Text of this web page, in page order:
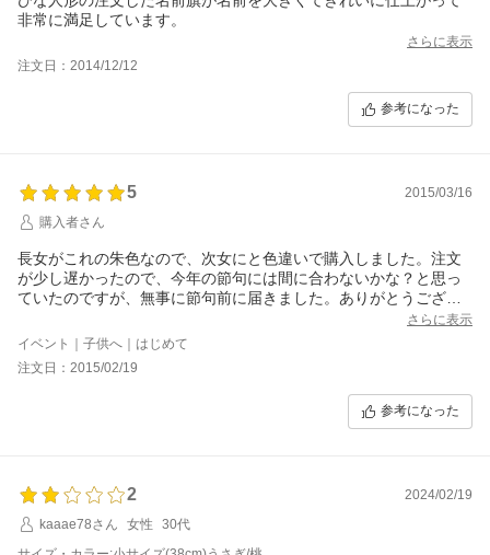
非常に満足しています。
さらに表示
注文日：2014/12/12
参考になった
5
2015/03/16
購入者さん
長女がこれの朱色なので、次女にと色違いで購入しました。注文
が少し遅かったので、今年の節句には間に合わないかな？と思っ
ていたのですが、無事に節句前に届きました。ありがとうござい
次女はまだ小さくて分からないのですが、長女は「一緒一緒
ー！」と喜んでおりました。
さらに表示
イベント｜子供へ｜はじめて
注文日：2015/02/19
参考になった
2
2024/02/19
kaaae78さん
女性
30代